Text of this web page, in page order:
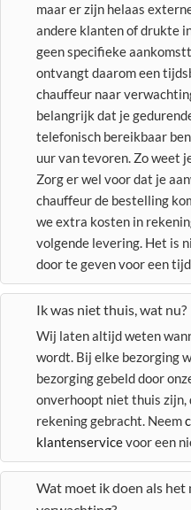
maar er zijn helaas
andere klanten of drukte
geen specifieke
ontvangt daarom een
chauffeur naar
belangrijk dat je
telefonisch bereikbaar
uur van tevoren. Zo weet
Zorg er wel voor dat je
chauffeur de bestelling
we extra kosten in
volgende levering. Het is
door te geven voor een
Ik was niet thuis, wat nu?
Wij laten altijd weten
wordt. Bij elke bezorging
bezorging gebeld door
onverhoopt niet thuis
rekening gebracht. Neem
klantenservicevoor een
Wat moet ik doen als